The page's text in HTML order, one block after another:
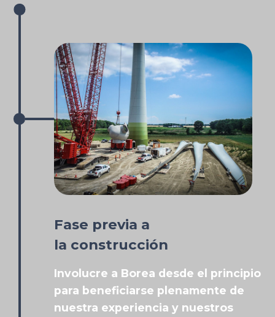
Fase previa a
la construcción
Involucre a Borea desde el principio
para beneficiarse plenamente de
nuestra experiencia y nuestros